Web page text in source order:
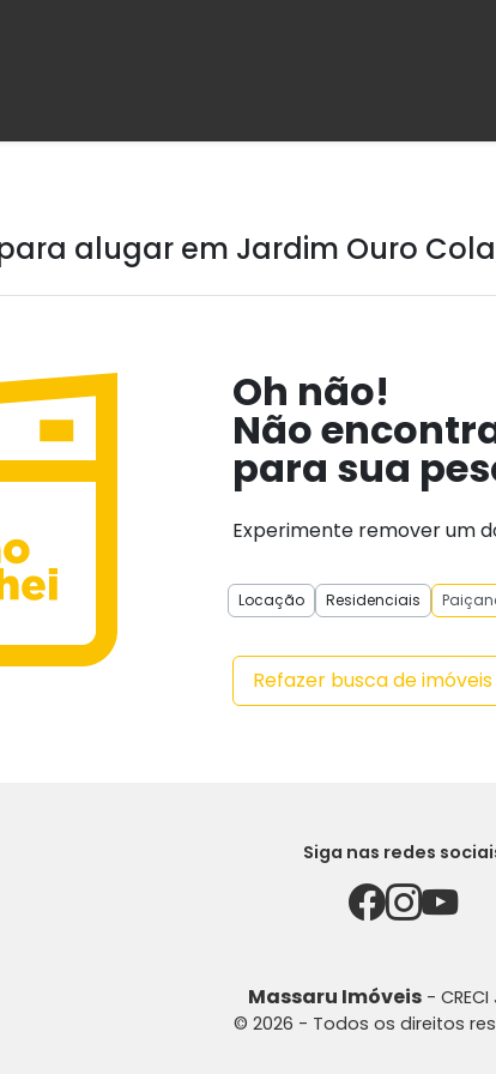
alugar em Jardim Ouro
Locação Residenciais
Oh não!
Não
para sua
Experimente remover um
Refazer busca de imóveis
Siga nas redes
Massaru Imóveis -
© 2026 - Todos os direitos